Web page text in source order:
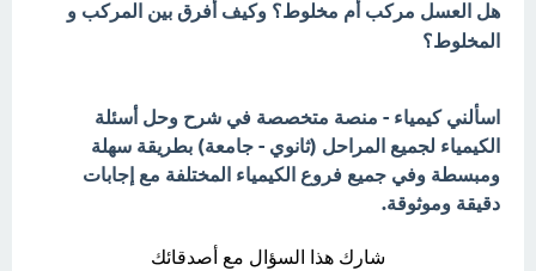
هل العسل مركب أم مخلوط؟ وكيف أفرق بين المركب و
المخلوط؟
اسألني كيمياء - منصة متخصصة في شرح وحل أسئلة
الكيمياء لجميع المراحل (ثانوي - جامعة) بطريقة سهلة
ومبسطة وفي جميع فروع الكيمياء المختلفة مع إجابات
دقيقة وموثوقة.
شارك هذا السؤال مع أصدقائك